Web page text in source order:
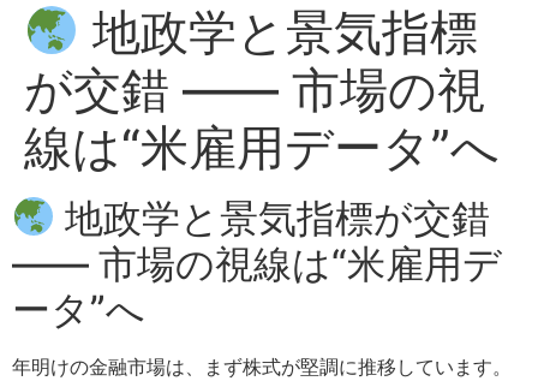
地政学と景気指標
が交錯 —— 市場の視
線は“米雇用データ”へ
地政学と景気指標が交錯
—— 市場の視線は“米雇用デ
ータ”へ
年明けの金融市場は、まず株式が堅調に推移しています。